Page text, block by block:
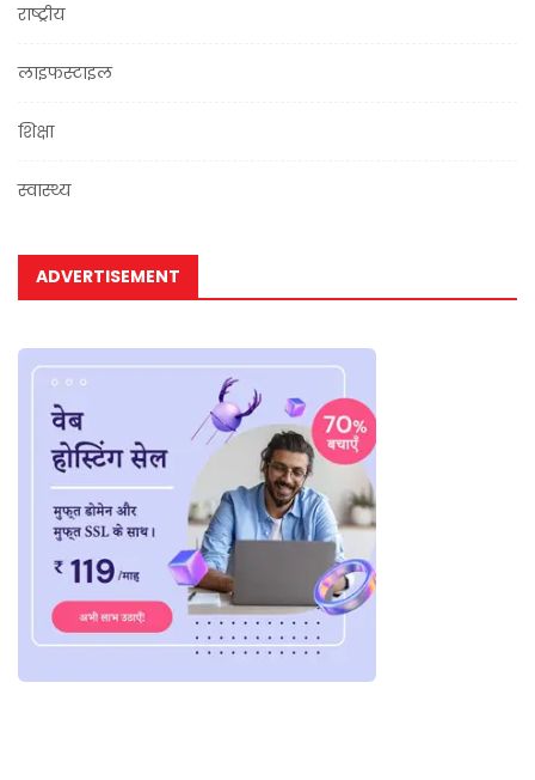
राष्ट्रीय
लाइफस्टाइल
शिक्षा
स्वास्थ्य
ADVERTISEMENT